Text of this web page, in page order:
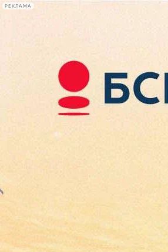
РЕКЛАМА
Сегодня:
2026.08.09
10:21
Афиша Plus